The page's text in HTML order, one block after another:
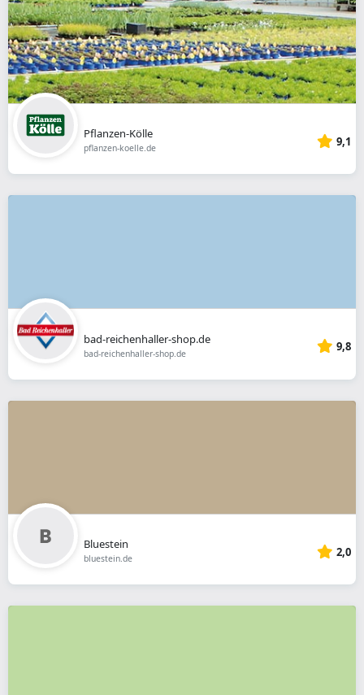
Pflanzen-Kölle
pflanzen-koelle.de 9,1
bad-reichenhaller-shop.de
bad-reichenhaller-shop.de 9,8
Bluestein
bluestein.de 2,0